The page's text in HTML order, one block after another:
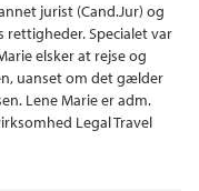
jurist (Cand.Jur) og
rettigheder. Specialet var
elsker at rejse og
uanset om det gælder
Lene Marie er adm.
Legal Travel